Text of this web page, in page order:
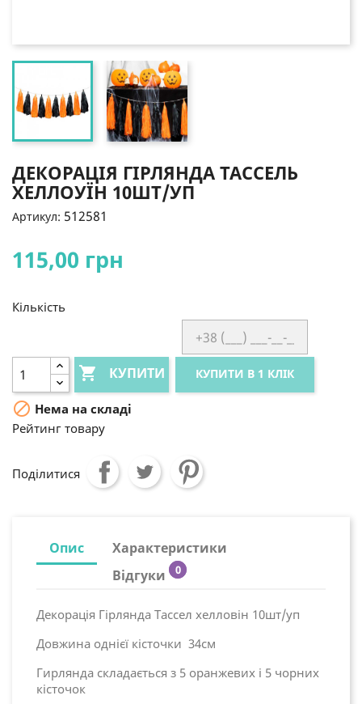
ДЕКОРАЦІЯ ГІРЛЯНДА ТАССЕЛЬ
ХЕЛЛОУЇН 10ШТ/УП
Артикул: 512581
115,00 грн
Кількість
 КУПИТИ КУПИТИ В 1 КЛІК
 Нема на складі
Рейтинг товару
Поділитися
Опис
Характеристики
Відгуки
0
Декорація Гірлянда Тассел хелловін 10шт/уп
Довжина однієї кісточки 34см
Гирлянда складається з 5 оранжевих і 5 чорних
кісточок